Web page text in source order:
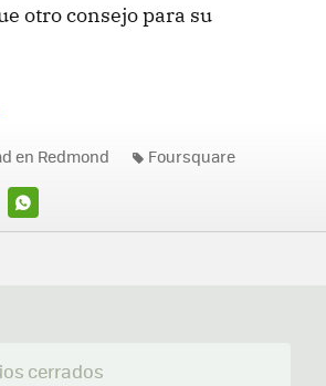
otro consejo para su
WHATSAPP
en Redmond Foursquare
cerrados